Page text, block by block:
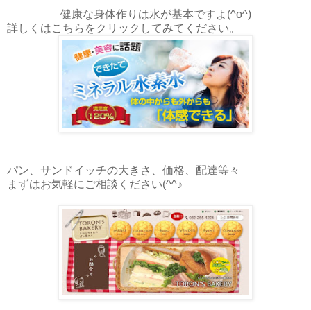
健康な身体作りは水が基本ですよ(^o^)
詳しくはこちらをクリックしてみてください。
パン、サンドイッチの大きさ、価格、配達等々
まずはお気軽にご相談ください(^^♪